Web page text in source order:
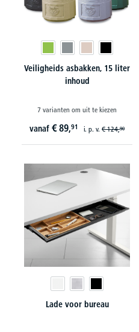
Veiligheids asbakken, 15 liter
inhoud
7 varianten om uit te kiezen
vanaf € 89,91 i. p. v. € 124,90
Lade voor bureau